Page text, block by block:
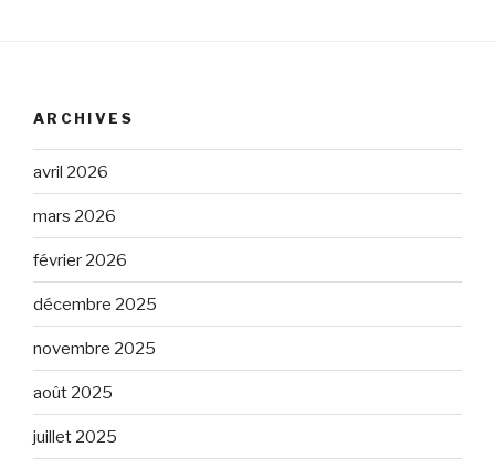
ARCHIVES
avril 2026
mars 2026
février 2026
décembre 2025
novembre 2025
août 2025
juillet 2025